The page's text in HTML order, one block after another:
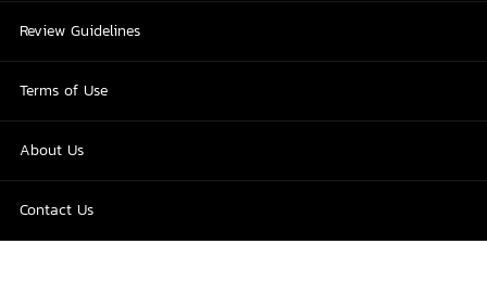
Review Guidelines
Terms of Use
About Us
Contact Us